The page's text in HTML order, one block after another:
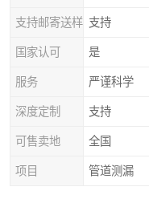
支持邮寄送样 支持
国家认可 是
服务 严谨科学
深度定制 支持
可售卖地 全国
项目 管道测漏